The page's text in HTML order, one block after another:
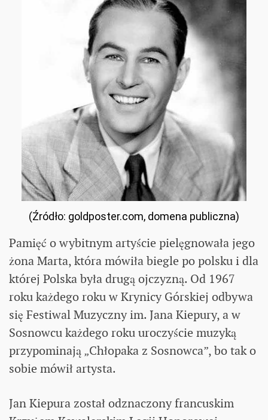
(Źródło: goldposter.com, domena publiczna)
Pamięć o wybitnym artyście pielęgnowała jego
żona Marta, która mówiła biegle po polsku i dla
której Polska była drugą ojczyzną. Od 1967
roku każdego roku w Krynicy Górskiej odbywa
się Festiwal Muzyczny im. Jana Kiepury, a w
Sosnowcu każdego roku uroczyście muzyką
przypominają „Chłopaka z Sosnowca”, bo tak o
sobie mówił artysta.
Jan Kiepura został odznaczony francuskim